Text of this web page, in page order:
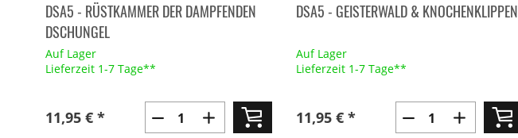
DSA5 - RÜSTKAMMER DER DAMPFENDEN
DSCHUNGEL
Auf Lager
Lieferzeit 1-7 Tage**
11,95 € *
DSA5 - GEISTERWALD & KNOCHENKLIPPEN
Auf Lager
Lieferzeit 1-7 Tage**
11,95 € *